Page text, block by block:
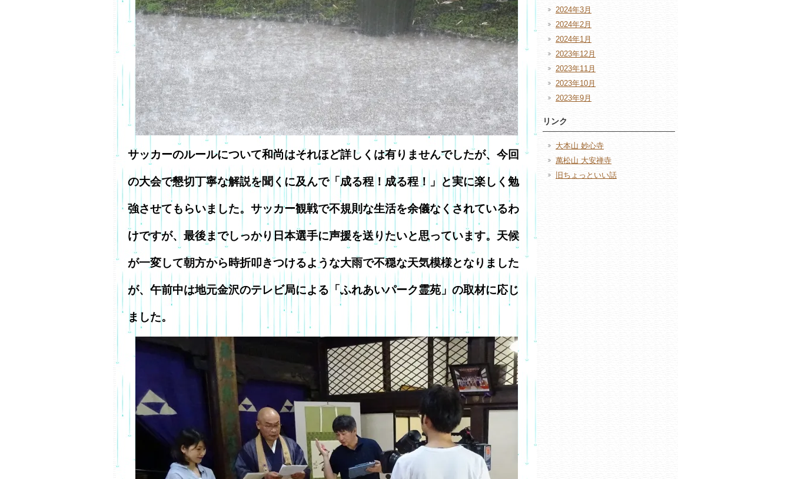
サッカーのルールについて和尚はそれほど詳しくは有りませんでしたが、今回
の大会で懇切丁寧な解説を聞くに及んで「成る程！成る程！」と実に楽しく勉
強させてもらいました。サッカー観戦で不規則な生活を余儀なくされているわ
けですが、最後までしっかり日本選手に声援を送りたいと思っています。天候
が一変して朝方から時折叩きつけるような大雨で不穏な天気模様となりました
が、午前中は地元金沢のテレビ局による「ふれあいパーク霊苑」の取材に応じ
ました。
2024年3月
2024年2月
2024年1月
2023年12月
2023年11月
2023年10月
2023年9月
リンク
大本山 妙心寺
萬松山 大安禅寺
旧ちょっといい話